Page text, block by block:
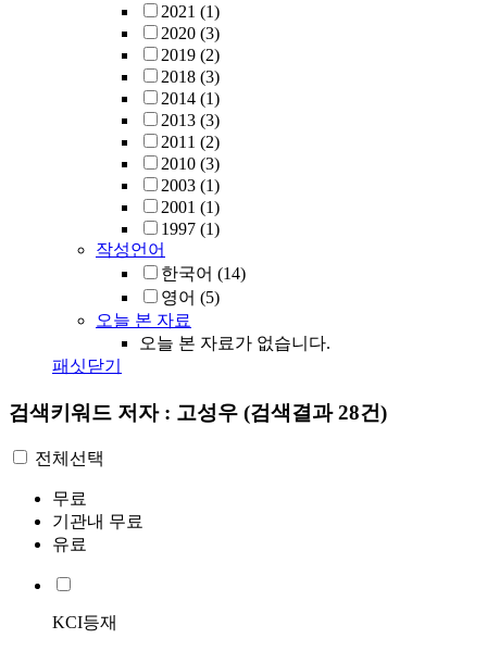
2021 (1)
2020 (3)
2019 (2)
2018 (3)
2014 (1)
2013 (3)
2011 (2)
2010 (3)
2003 (1)
2001 (1)
1997 (1)
작성언어
한국어 (14)
영어 (5)
오늘 본 자료
오늘 본 자료가 없습니다.
패싯닫기
검색키워드 저자 : 고성우 (검색결과 28건)
전체선택
무료
기관내 무료
유료
KCI등재